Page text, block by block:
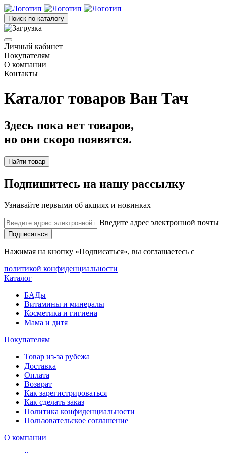
Поиск по каталогу
Личный кабинет
Покупателям
О компании
Контакты
Каталог товаров Ван Тач
Здесь пока нет товаров,
но они скоро появятся.
Найти товар
Подпишитесь на нашу рассылку
Узнавайте первыми об акциях и новинках
Введите адрес электронной почты
Подписаться
Нажимая на кнопку «Подписаться», вы соглашаетесь с
политикой конфиденциальности
Каталог
БАДы
Витамины и минералы
Косметика и гигиена
Мама и дитя
Покупателям
Товар из-за рубежа
Доставка
Оплата
Возврат
Как зарегистрироваться
Как сделать заказ
Политика конфиденциальности
Пользовательское соглашение
О компании